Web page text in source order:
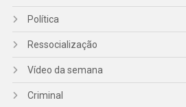
Política
Ressocialização
Vídeo da semana
Criminal